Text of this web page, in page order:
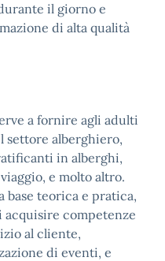
il giorno e
di alta qualità
a fornire agli adulti
settore alberghiero,
in alberghi,
e molto altro.
base teorica e pratica,
competenze
al cliente,
di eventi, e